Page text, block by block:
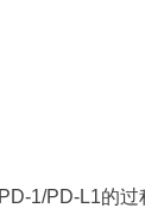
1/PD-L1的